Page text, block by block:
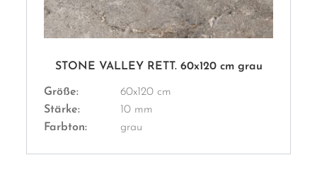
STONE VALLEY RETT. 60x120 cm grau
Größe:
60x120 cm
Stärke:
10 mm
Farbton:
grau